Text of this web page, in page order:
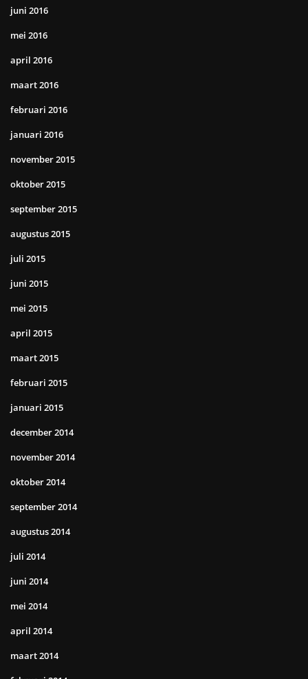
juni 2016
mei 2016
april 2016
maart 2016
februari 2016
januari 2016
november 2015
oktober 2015
september 2015
augustus 2015
juli 2015
juni 2015
mei 2015
april 2015
maart 2015
februari 2015
januari 2015
december 2014
november 2014
oktober 2014
september 2014
augustus 2014
juli 2014
juni 2014
mei 2014
april 2014
maart 2014